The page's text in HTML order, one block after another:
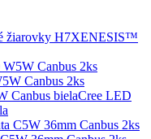
XENESIS™
Canbus 2ks
Cree LED